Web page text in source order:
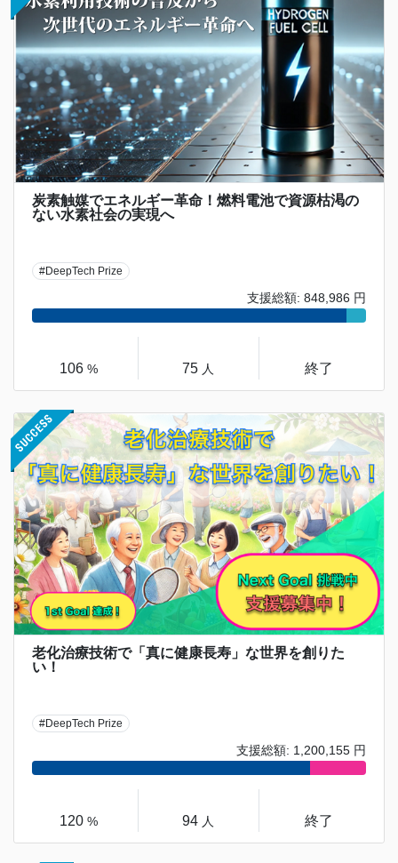
炭素触媒でエネルギー革命！燃料電池で資源枯渇の
ない水素社会の実現へ
#DeepTech Prize
支援総額: 848,986 円
106 % 75 人 終了
老化治療技術で「真に健康長寿」な世界を創りた
い！
#DeepTech Prize
支援総額: 1,200,155 円
120 % 94 人 終了